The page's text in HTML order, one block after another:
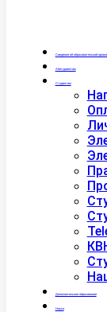
Сведения об образовательной
Абитуриентам
Студентам
Дополнительное образование
Наука